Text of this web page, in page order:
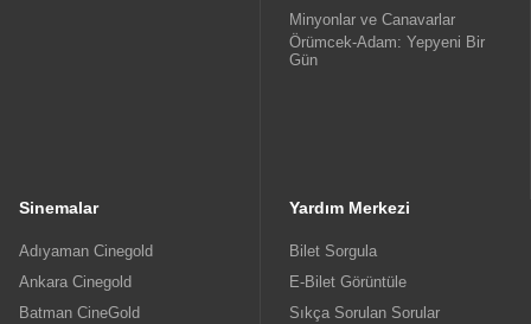
Minyonlar ve Canavarlar
Örümcek-Adam: Yepyeni Bir
Gün
Sinemalar
Adıyaman Cinegold
Ankara Cinegold
Batman CineGold
Yardım Merkezi
Bilet Sorgula
E-Bilet Görüntüle
Sıkça Sorulan Sorular